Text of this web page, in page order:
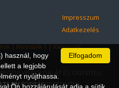
Impresszum
Adatkezelés
|Keresünk||Kapcsolat
WEBOLDALÁT ÉS ÜGYVITELI
FORRÁSBIZTOSÍTJA.
Elfogadom
használ, hogy
a legjobb
nyújthassa.